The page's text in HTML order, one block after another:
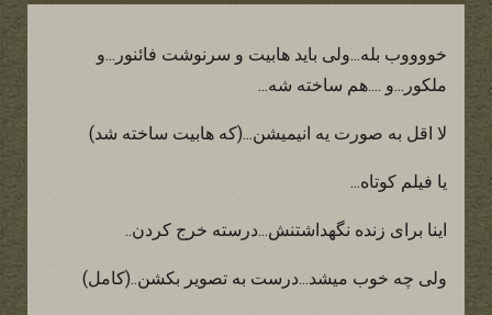
خووووب بله...ولی باید هابیت و سرنوشت فائنور...و
ملکور...و ....هم ساخته شه...
لا اقل به صورت یه انیمیشن...(که هابیت ساخته شد)
یا فیلم کوتاه...
اینا برای زنده نگهداشتنش...درسته خرج کردن..
ولی چه خوب میشد...درست به تصویر بکشن..(کامل)